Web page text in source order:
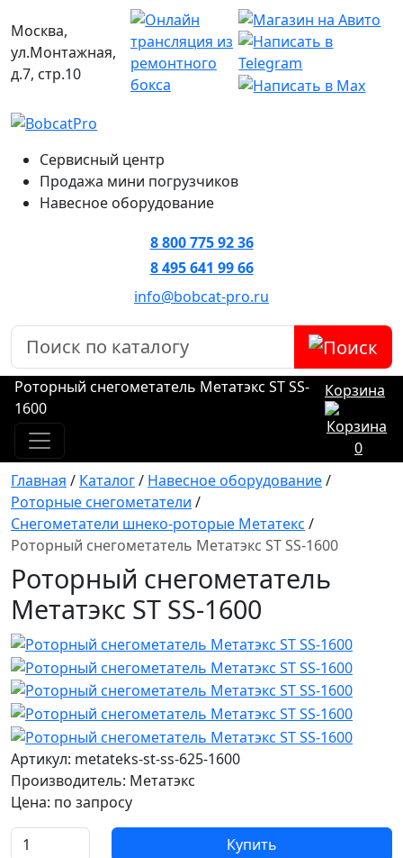
Москва,
ул.Монтажная,
д.7, стр.10
Сервисный центр
Продажа мини погрузчиков
Навесное оборудование
8 800 775 92 36
8 495 641 99 66
info@bobcat-pro.ru
Роторный снегометатель Метатэкс ST SS-
1600
Корзина
0
Главная / Каталог/ Навесное оборудование/
Роторные снегометатели /
Снегометатели шнеко-роторые Метатекс /
Роторный снегометатель Метатэкс ST SS-1600
Роторный снегометатель
Метатэкс ST SS-1600
Артикул: metateks-st-ss-625-1600
Производитель: Метатэкс
Цена: по запросу
Купить